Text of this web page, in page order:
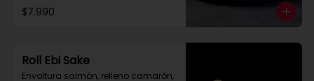
$7.990
Roll Ebi Sake
Envoltura salmón, relleno camarón,